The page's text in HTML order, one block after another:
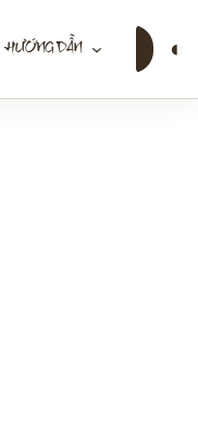
HƯỚNG DẪN
kiếm
◐